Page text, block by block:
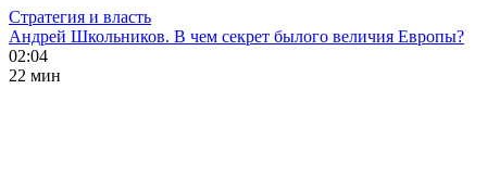
Стратегия и власть
Андрей Школьников. В чем секрет былого величия Европы?
02:04
22 мин